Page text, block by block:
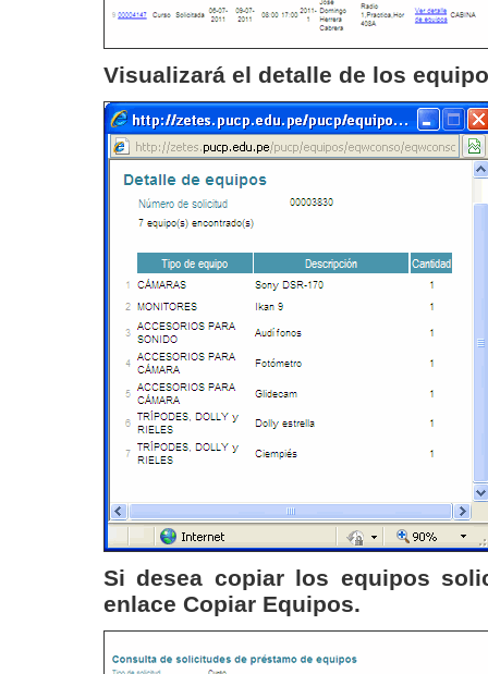
Visualizará el detalle de los
Si desea copiar los equipos
enlace Copiar Equipos.